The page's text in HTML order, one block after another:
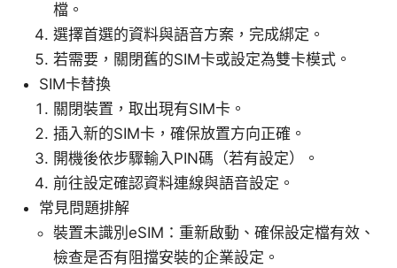
檔。
選擇首選的資料與語音方案，完成綁定。
若需要，關閉舊的SIM卡或設定為雙卡模式。
SIM卡替換
關閉裝置，取出現有SIM卡。
插入新的SIM卡，確保放置方向正確。
開機後依步驟輸入PIN碼（若有設定）。
前往設定確認資料連線與語音設定。
常見問題排解
裝置未識別eSIM：重新啟動、確保設定檔有效、
檢查是否有阻擋安裝的企業設定。